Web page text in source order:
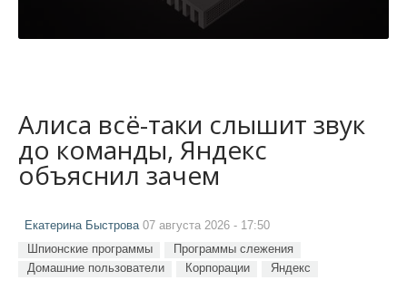
Алиса всё-таки слышит звук
до команды, Яндекс
объяснил зачем
Екатерина Быстрова 07 августа 2026 - 17:50
Шпионские программы
Программы слежения
Домашние пользователи
Корпорации Яндекс